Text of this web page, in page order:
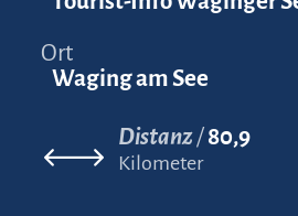
Ort
Waging am See
Distanz 80,9
Kilometer